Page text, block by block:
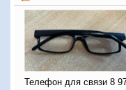
Телефон для связи 8